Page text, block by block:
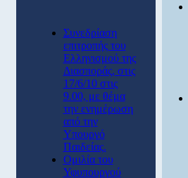
Συνεδρίαση
επιτροπής του
Ελληνισμού της
Διασποράς, στις
17/6/10 στις
9.00, με θέμα
την ενημέρωση
από την
Υπουργό
Παιδείας.
Ομιλία του
Υφυπουργού